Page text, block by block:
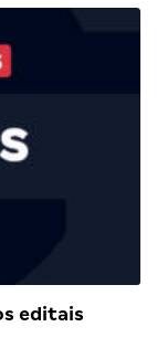
editais